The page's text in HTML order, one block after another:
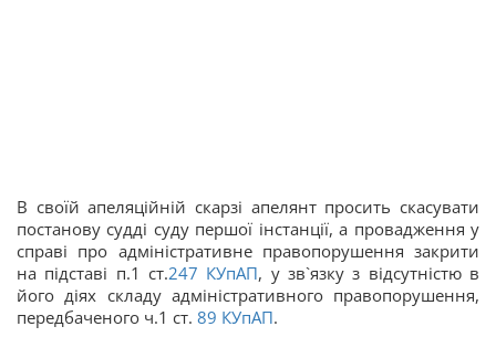
В своїй апеляційній скарзі апелянт просить скасувати
постанову судді суду першої інстанції, а провадження у
справі про адміністративне правопорушення закрити
на підставі п.1 ст.247 КУпАП, у зв`язку з відсутністю в
його діях складу адміністративного правопорушення,
передбаченого ч.1 ст. 89 КУпАП.